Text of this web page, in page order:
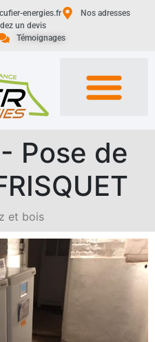
energies.fr
Nos adresses
un devis
Témoignages
Pose de
et bois